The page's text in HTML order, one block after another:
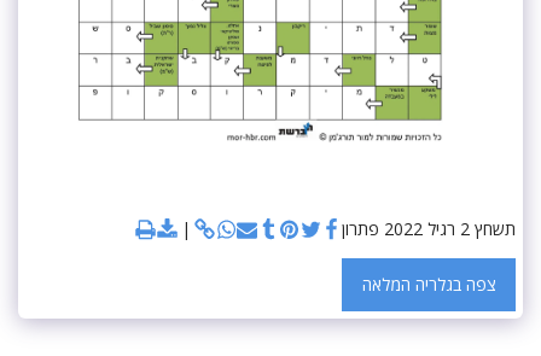
תשחץ 2 רגיל 2022 פתרון
צפה בגלריה המלאה